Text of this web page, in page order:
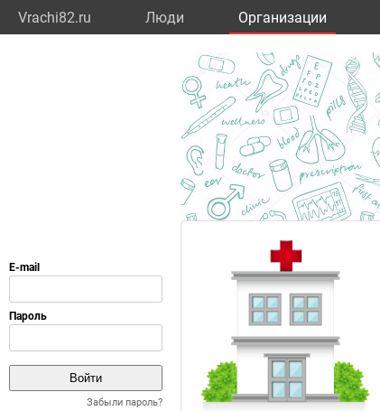
Vrachi82.ru Люди Организации
Забыли пароль?